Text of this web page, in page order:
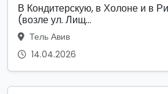
В Кондитерскую, в Холоне и в
(возле ул. Лищ...
Тель Авив
14.04.2026